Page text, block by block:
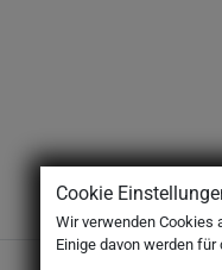
Cookie
Wir verwenden Cookies
Einige davon werden